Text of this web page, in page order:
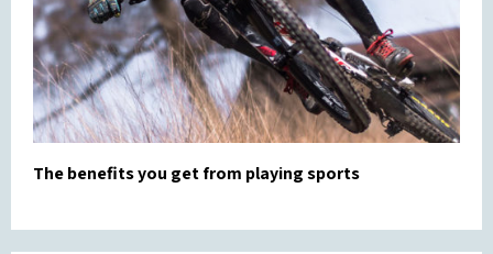
The benefits you get from playing sports